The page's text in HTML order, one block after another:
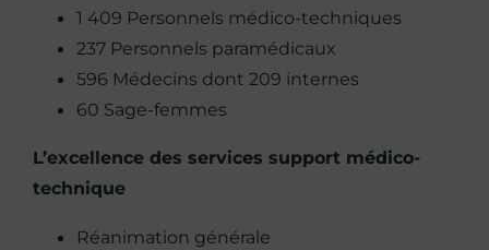
1 409 Personnels médico-techniques
237 Personnels paramédicaux
596 Médecins dont 209 internes
60 Sage-femmes
L’excellence des services support médico-
technique
Réanimation générale